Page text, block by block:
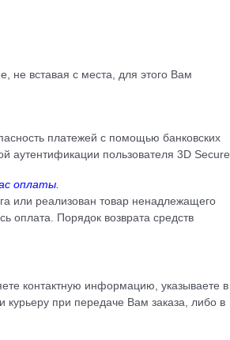
не вставая с места, для этого Вам
платежей с помощью банковских
аутентификации пользователя 3D Secure.
оплаты.
или реализован товар ненадлежащего
оплата. Порядок возврата средств
контактную информацию, указываете в
при передаче Вам заказа, либо в